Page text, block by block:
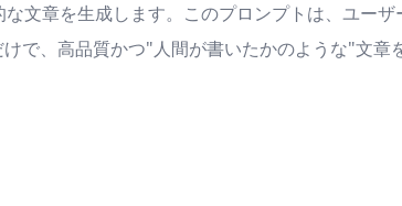
文章を生成します。このプロンプトは、ユー
、高品質かつ"人間が書いたかのような"文章